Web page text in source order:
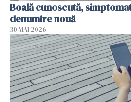
Boală cunoscută,
denumire nouă
30 MAI 2026